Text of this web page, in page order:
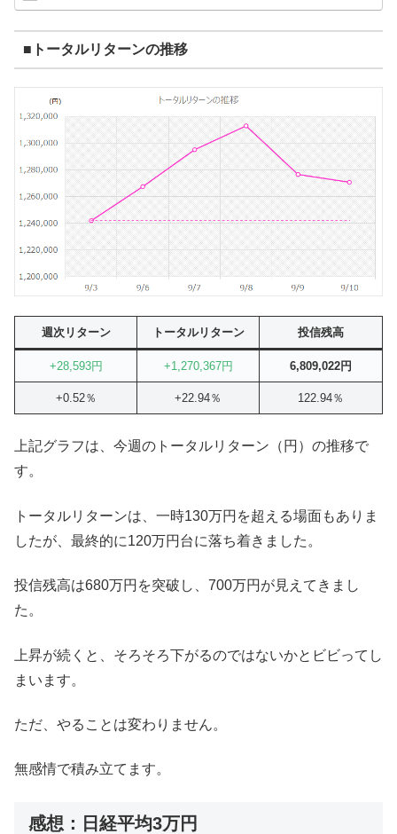
■トータルリターンの推移
週次リターン トータルリターン 投信残高
+28,593円 +1,270,367円 6,809,022円
+0.52％ +22.94％ 122.94％
上記グラフは、今週のトータルリターン（円）の推移で
す。
トータルリターンは、一時130万円を超える場面もありま
したが、最終的に120万円台に落ち着きました。
投信残高は680万円を突破し、700万円が見えてきまし
た。
上昇が続くと、そろそろ下がるのではないかとビビってし
まいます。
ただ、やることは変わりません。
無感情で積み立てます。
感想：日経平均3万円